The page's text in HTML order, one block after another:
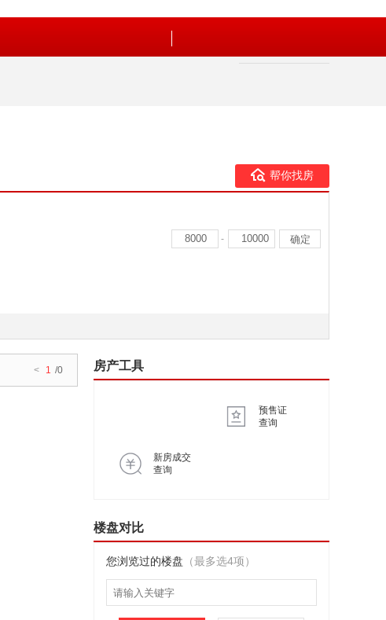
帮你找房
-
< 1 /0 房产工具
预售证
查询
新房成交
查询
楼盘对比
您浏览过的楼盘 （最多选4项）